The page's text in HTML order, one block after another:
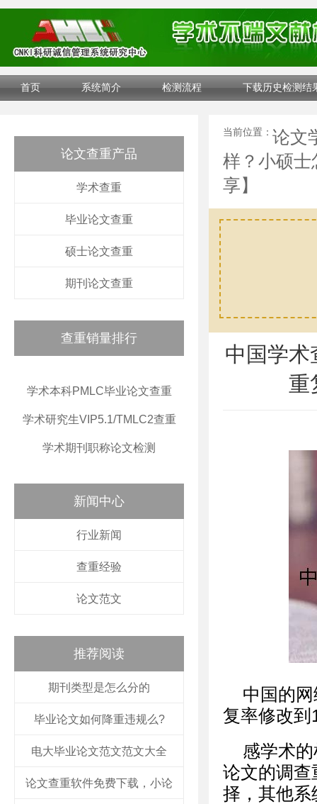
首页 系统简介 检测流程 下载历史检测结
论文查重产品
学术查重
毕业论文查重
硕士论文查重
期刊论文查重
查重销量排行
学术本科PMLC毕业论文查重
学术研究生VIP5.1/TMLC2查重
学术期刊职称论文检测
新闻中心
行业新闻
查重经验
论文范文
推荐阅读
期刊类型是怎么分的
毕业论文如何降重违规么?
电大毕业论文范文范文大全
论文查重软件免费下载，小论
当前位置： 论文
样？小硕士
享】
中国学术
重
中国的
复率修改到
感学术
论文的调查
择，其他系